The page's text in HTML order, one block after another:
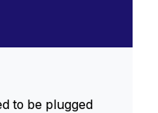
to be plugged